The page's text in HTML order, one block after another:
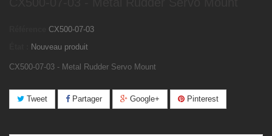
CX500-07-03
Nouveau produit
CX500-07-03 - Metal Rudder Servo Mount
Tweet Partager Google+ Pinterest